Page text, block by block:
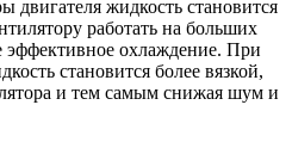
жидкость становится
работать на больших
эффективное охлаждение. При
становится более вязкой,
и тем самым снижая шум и